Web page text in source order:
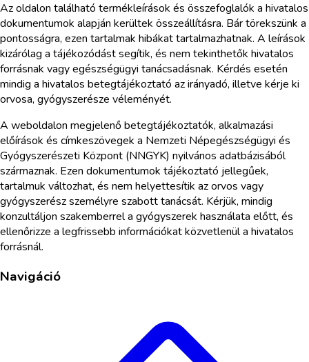
Az oldalon található termékleírások és összefoglalók a hivatalos
dokumentumok alapján kerültek összeállításra. Bár törekszünk a
pontosságra, ezen tartalmak hibákat tartalmazhatnak. A leírások
kizárólag a tájékozódást segítik, és nem tekinthetők hivatalos
forrásnak vagy egészségügyi tanácsadásnak. Kérdés esetén
mindig a hivatalos betegtájékoztató az irányadó, illetve kérje ki
orvosa, gyógyszerésze véleményét.
A weboldalon megjelenő betegtájékoztatók, alkalmazási
előírások és címkeszövegek a Nemzeti Népegészségügyi és
Gyógyszerészeti Központ (NNGYK) nyilvános adatbázisából
származnak. Ezen dokumentumok tájékoztató jellegűek,
tartalmuk változhat, és nem helyettesítik az orvos vagy
gyógyszerész személyre szabott tanácsát. Kérjük, mindig
konzultáljon szakemberrel a gyógyszerek használata előtt, és
ellenőrizze a legfrissebb információkat közvetlenül a hivatalos
forrásnál.
Navigáció